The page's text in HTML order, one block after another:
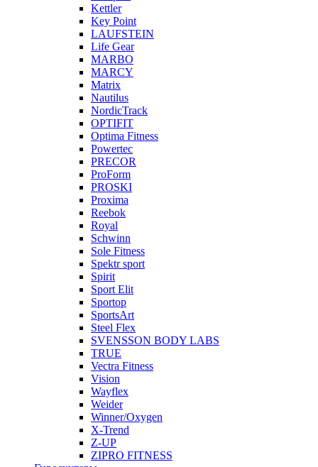
Kettler
Key Point
LAUFSTEIN
Life Gear
MARBO
MARCY
Matrix
Nautilus
NordicTrack
OPTIFIT
Optima Fitness
Powertec
PRECOR
ProForm
PROSKI
Proxima
Reebok
Royal
Schwinn
Sole Fitness
Spektr sport
Spirit
Sport Elit
Sportop
SportsArt
Steel Flex
SVENSSON BODY LABS
TRUE
Vectra Fitness
Vision
Wayflex
Weider
Winner/Oxygen
X-Trend
Z-UP
ZIPRO FITNESS